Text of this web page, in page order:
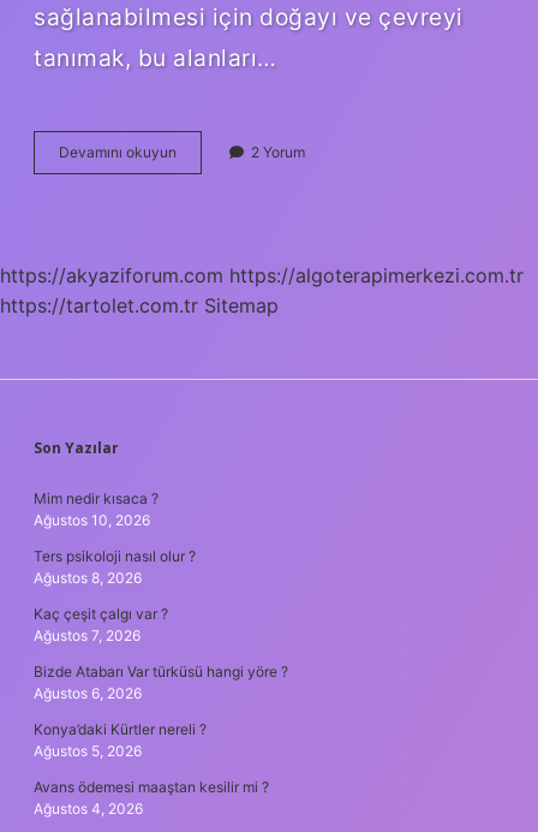
sağlanabilmesi için doğayı ve çevreyi
tanımak, bu alanları…
Devamını okuyun
Duyarlılığı
2 Yorum
https://akyaziforum.com https://algoterapimerkezi.com.tr
https://tartolet.com.tr Sitemap
SIDEBAR
Son Yazılar
Mim nedir kısaca ?
Ağustos 10, 2026
Ters psikoloji nasıl olur ?
Ağustos 8, 2026
Kaç çeşit çalgı var ?
Ağustos 7, 2026
Bizde Atabarı Var türküsü hangi yöre ?
Ağustos 6, 2026
Konya’daki Kürtler nereli ?
Ağustos 5, 2026
Avans ödemesi maaştan kesilir mi ?
Ağustos 4, 2026